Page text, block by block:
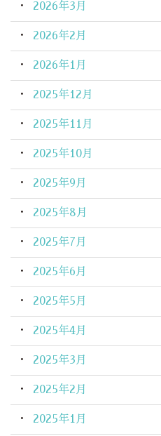
2026年3月
2026年2月
2026年1月
2025年12月
2025年11月
2025年10月
2025年9月
2025年8月
2025年7月
2025年6月
2025年5月
2025年4月
2025年3月
2025年2月
2025年1月